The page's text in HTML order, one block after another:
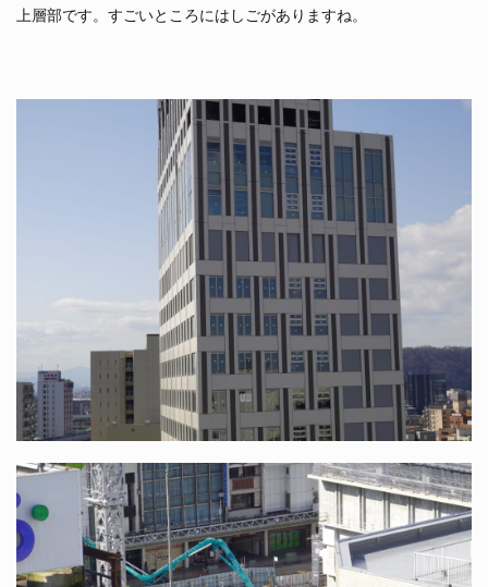
上層部です。すごいところにはしごがありますね。